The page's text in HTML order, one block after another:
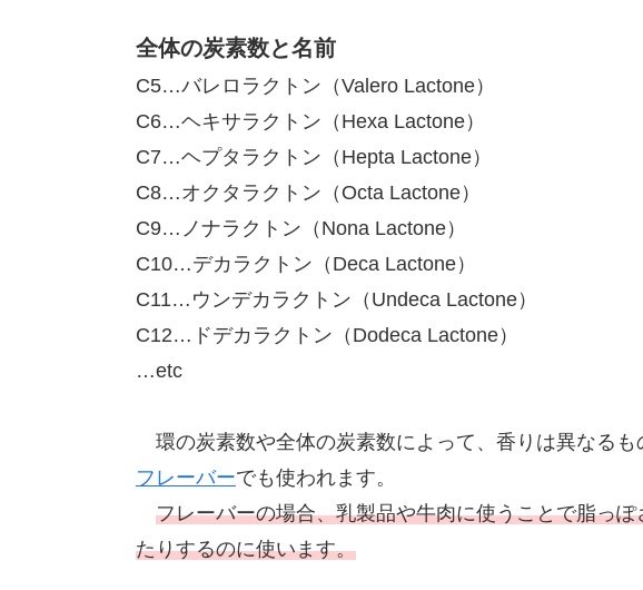
全体の炭素数と名前
C5…バレロラクトン（Valero Lactone）
C6…ヘキサラクトン（Hexa Lactone）
C7…ヘプタラクトン（Hepta Lactone）
C8…オクタラクトン（Octa Lactone）
C9…ノナラクトン（Nona Lactone）
C10…デカラクトン（Deca Lactone）
C11…ウンデカラクトン（Undeca Lactone）
C12…ドデカラクトン（Dodeca Lactone）
…etc
環の炭素数や全体の炭素数によって、香りは異なる
フレーバーでも使われます。
フレーバーの場合、乳製品や牛肉に使うことで脂っ
たりするのに使います。